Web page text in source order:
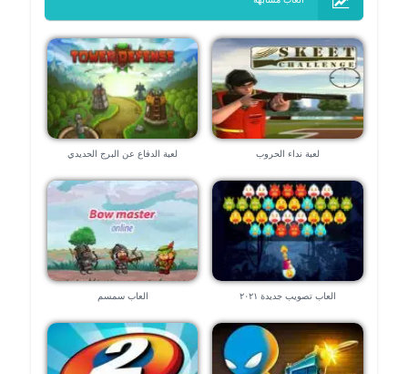
لعبة نداء الحروب لعبة الدفاع عن البرج الحديدي
العاب تصويب جديدة ٢٠٢١ العاب سمسم